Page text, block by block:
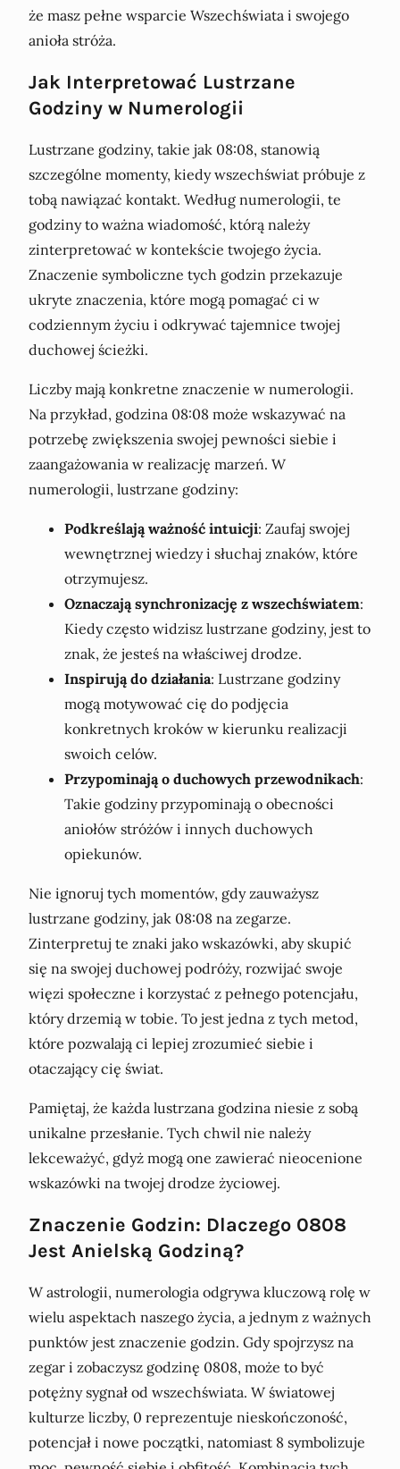
że masz pełne wsparcie Wszechświata i swojego
anioła stróża.
Jak Interpretować Lustrzane
Godziny w Numerologii
Lustrzane godziny, takie jak 08:08, stanowią
szczególne momenty, kiedy wszechświat próbuje z
tobą nawiązać kontakt. Według numerologii, te
godziny to ważna wiadomość, którą należy
zinterpretować w kontekście twojego życia.
Znaczenie symboliczne tych godzin przekazuje
ukryte znaczenia, które mogą pomagać ci w
codziennym życiu i odkrywać tajemnice twojej
duchowej ścieżki.
Liczby mają konkretne znaczenie w numerologii.
Na przykład, godzina 08:08 może wskazywać na
potrzebę zwiększenia swojej pewności siebie i
zaangażowania w realizację marzeń. W
numerologii, lustrzane godziny:
Podkreślają ważność intuicji: Zaufaj swojej
wewnętrznej wiedzy i słuchaj znaków, które
otrzymujesz.
Oznaczają synchronizację z wszechświatem:
Kiedy często widzisz lustrzane godziny, jest to
znak, że jesteś na właściwej drodze.
Inspirują do działania: Lustrzane godziny
mogą motywować cię do podjęcia
konkretnych kroków w kierunku realizacji
swoich celów.
Przypominają o duchowych przewodnikach:
Takie godziny przypominają o obecności
aniołów stróżów i innych duchowych
opiekunów.
Nie ignoruj tych momentów, gdy zauważysz
lustrzane godziny, jak 08:08 na zegarze.
Zinterpretuj te znaki jako wskazówki, aby skupić
się na swojej duchowej podróży, rozwijać swoje
więzi społeczne i korzystać z pełnego potencjału,
który drzemią w tobie. To jest jedna z tych metod,
które pozwalają ci lepiej zrozumieć siebie i
otaczający cię świat.
Pamiętaj, że każda lustrzana godzina niesie z sobą
unikalne przesłanie. Tych chwil nie należy
lekceważyć, gdyż mogą one zawierać nieocenione
wskazówki na twojej drodze życiowej.
Znaczenie Godzin: Dlaczego 0808
Jest Anielską Godziną?
W astrologii, numerologia odgrywa kluczową rolę w
wielu aspektach naszego życia, a jednym z ważnych
punktów jest znaczenie godzin. Gdy spojrzysz na
zegar i zobaczysz godzinę 0808, może to być
potężny sygnał od wszechświata. W światowej
kulturze liczby, 0 reprezentuje nieskończoność,
potencjał i nowe początki, natomiast 8 symbolizuje